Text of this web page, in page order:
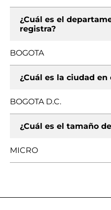
¿Cuál es el
registra?
BOGOTA
¿Cuál es la ciudad
BOGOTA D.C.
¿Cuál es el tamaño
MICRO